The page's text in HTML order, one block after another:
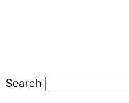
Search